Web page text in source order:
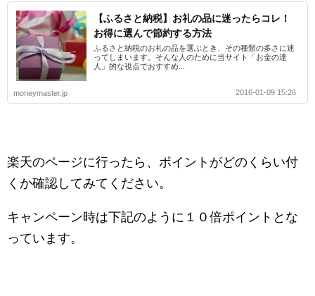
【ふるさと納税】お礼の品に迷ったらコレ！
お得に選んで節約する方法
ふるさと納税のお礼の品を選ぶとき、その種類の多さに迷
ってしまいます。そんな人のために当サイト「お金の達
人」的な視点でおすすめ...
moneymaster.jp 2016-01-09 15:26
楽天のページに行ったら、ポイントがどのくらい付
くか確認してみてください。
キャンペーン時は下記のように１０倍ポイントとな
っています。